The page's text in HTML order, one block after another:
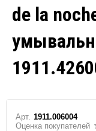
de la
Арт. 1911.006004
Оценка покупателей